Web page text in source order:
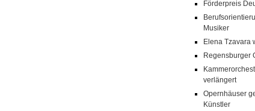
Förderpreis
Musiker
Elena Tzavara
Regensburger
verlängert
Opernhäuser
Künstler